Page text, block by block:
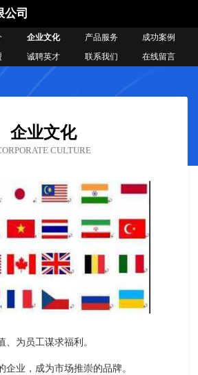
公司
企业文化 产品服务
成功案例
诚聘英才 联系我们 在线留言
企业文化
CULTURE
、为员工谋求福利。
企业，成为市场推崇的品牌。